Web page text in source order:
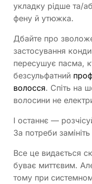
укладку рідше та/
фену й утюжка.
Дбайте про
застосування
пересушує пасма,
безсульфатний
волосся. Спіть на
волосини не
І останнє —
За потреби
Все це видається
буває миттєвим.
тому при